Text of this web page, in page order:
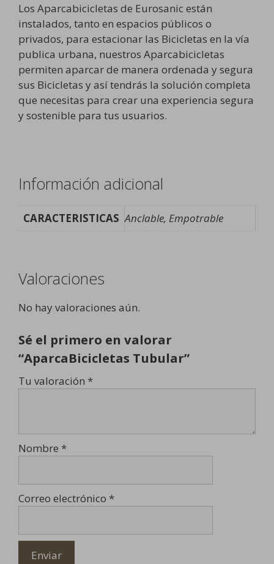
Los Aparcabicicletas de Eurosanic están
instalados, tanto en espacios públicos o
privados, para estacionar las Bicicletas en la vía
publica urbana, nuestros Aparcabicicletas
permiten aparcar de manera ordenada y segura
sus Bicicletas y así tendrás la solución completa
que necesitas para crear una experiencia segura
y sostenible para tus usuarios.
Información adicional
CARACTERISTICAS Anclable, Empotrable
Valoraciones
No hay valoraciones aún.
Sé el primero en valorar
“AparcaBicicletas Tubular”
Tu valoración *
Nombre *
Correo electrónico *